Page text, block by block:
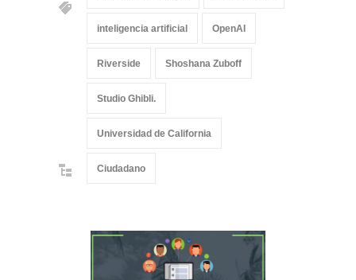
inteligencia artificial OpenAI
Riverside Shoshana Zuboff
Studio Ghibli.
Universidad de California
Ciudadano